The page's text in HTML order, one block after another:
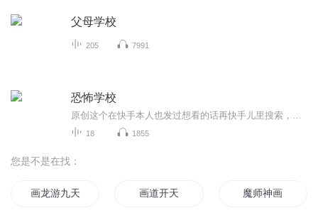
父母学校
205 7991
恐怖学校
18 1855
您是不是在找：
画龙游九天 画道开天 魔师神画